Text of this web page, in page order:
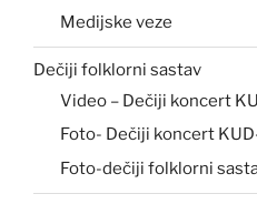
Medijske veze
Dečiji folklorni sastav
Video – Dečiji koncert
Foto- Dečiji koncert
Foto-dečiji folklorni